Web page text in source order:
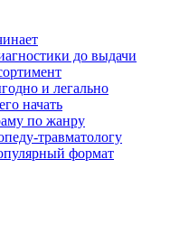
до выдачи
и легально
начать
по жанру
травматологу
формат